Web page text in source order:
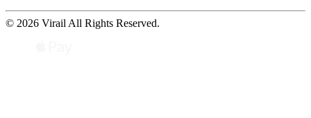
© 2026 Virail All Rights Reserved.